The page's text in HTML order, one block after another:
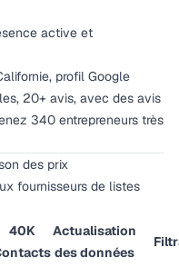
active et
profil Google
20+ avis, avec des avis
340 entrepreneurs très
des prix
fournisseurs de listes
40K
Actualisation
des données